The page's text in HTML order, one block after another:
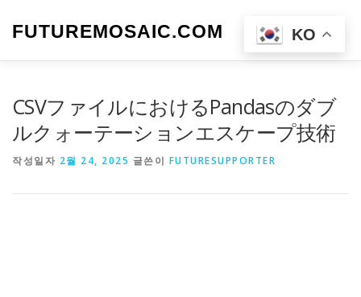
FUTUREMOSAIC.COM 메뉴
CSVファイルにおけるPandasのダブ
ルクォーテーションエスケープ技術
작성일자 2월 24, 2025 글쓴이 FUTURESUPPORTER
KO